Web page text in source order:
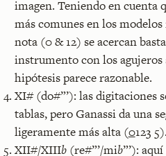
imagen. Teniendo en cuenta
más comunes en los
nota (0 & 12) se acercan
instrumento con los agujeros
hipótesis parece razonable.
XI# (do#”’): las digitaciones
tablas, pero Ganassi da una
ligeramente más alta (0123 5).
XII#/XIIIb(re#”’/mib”’):